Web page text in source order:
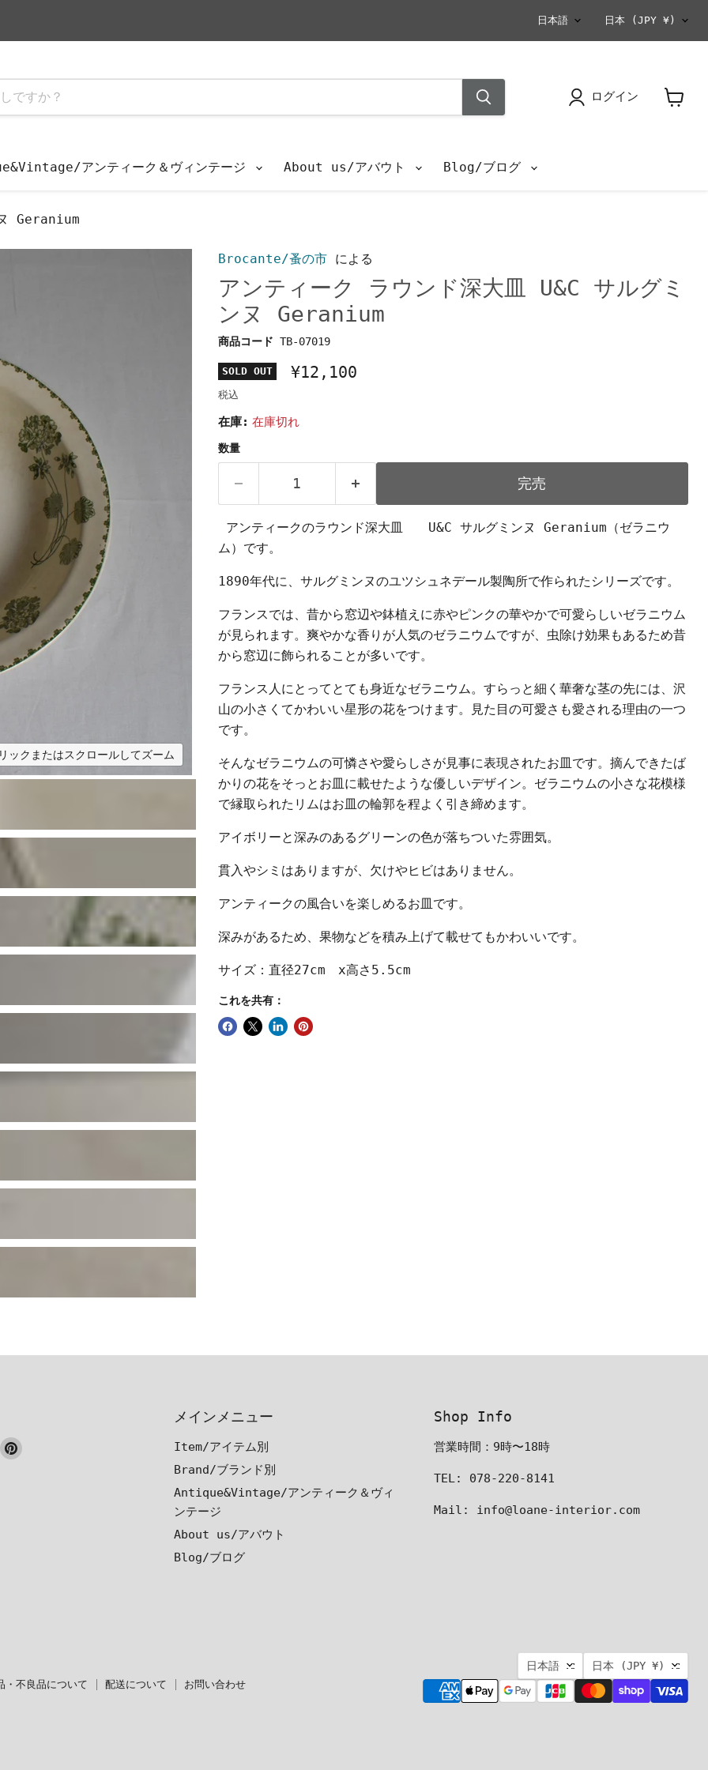
言
語
日本語 国
日本 (JPY ¥)
ログイン
アンティーク＆ヴィンテージ About us/アバウト Blog/ブログ
Geranium
ックまたはスクロールしてズーム クリックまたはスクロールしてズーム
Brocante/蚤の市による
アンティーク ラウンド深大皿 U&C サルグミ
ンヌ Geranium
商品コード TB-07019
SOLD OUT ¥12,100
税込
在庫: 在庫切れ
数量
完売
アンティークのラウンド深大皿 U&C サルグミンヌ Geranium（ゼラニウ
ム）です。
1890年代に、サルグミンヌのユツシュネデール製陶所で作られたシリーズです。
フランスでは、昔から窓辺や鉢植えに赤やピンクの華やかで可愛らしいゼラニウム
が見られます。爽やかな香りが人気のゼラニウムですが、虫除け効果もあるため昔
から窓辺に飾られることが多いです。
フランス人にとってとても身近なゼラニウム。すらっと細く華奢な茎の先には、沢
山の小さくてかわいい星形の花をつけます。見た目の可愛さも愛される理由の一つ
です。
そんなゼラニウムの可憐さや愛らしさが見事に表現されたお皿です。摘んできたば
かりの花をそっとお皿に載せたような優しいデザイン。ゼラニウムの小さな花模様
で縁取られたリムはお皿の輪郭を程よく引き締めます。
アイボリーと深みのあるグリーンの色が落ちついた雰囲気。
貫入やシミはありますが、欠けやヒビはありません。
アンティークの風合いを楽しめるお皿です。
深みがあるため、果物などを積み上げて載せてもかわいいです。
サイズ：直径27cm x高さ5.5cm
これを共有：
Pinterest
メインメニュー
Item/アイテム別
Brand/ブランド別
Antique&Vintage/アンティーク＆ヴィ
ンテージ
About us/アバウト
Blog/ブログ
Shop Info
営業時間：9時〜18時
TEL: 078-220-8141
Mail: info@loane-interior.com
言
語
日本語 国
日本 (JPY ¥)
・不良品について 配送について お問い合わせ